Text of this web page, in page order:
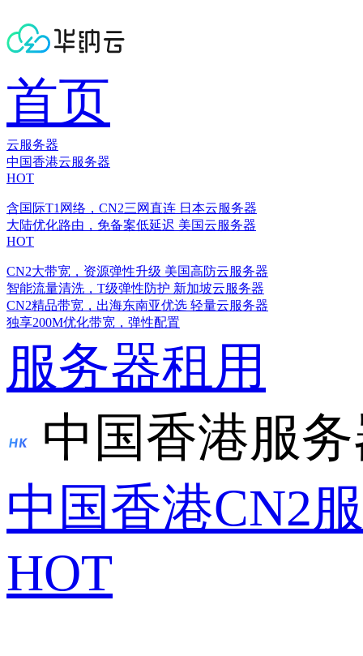
首页
云服务器
中国香港云服务器
HOT
含国际T1网络，CN2三网直连 日本云服务器
大陆优化路由，免备案低延迟 美国云服务器
HOT
CN2大带宽，资源弹性升级 美国高防云服务器
智能流量清洗，T级弹性防护 新加坡云服务器
CN2精品带宽，出海东南亚优选 轻量云服务器
独享200M优化带宽，弹性配置
服务器租用
中国香港服
中国香港CN2
HOT